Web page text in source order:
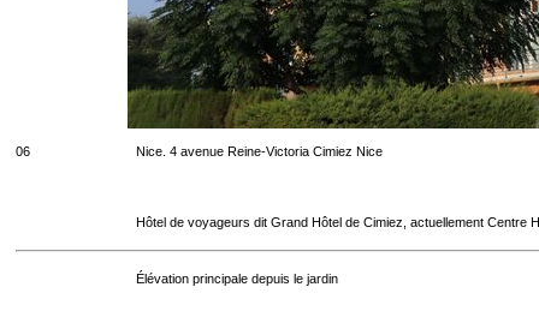
06 Nice. 4 avenue Reine-Victoria Cimiez Nice
Hôtel de voyageurs dit Grand Hôtel de Cimiez, actuellement Centre
Élévation principale depuis le jardin